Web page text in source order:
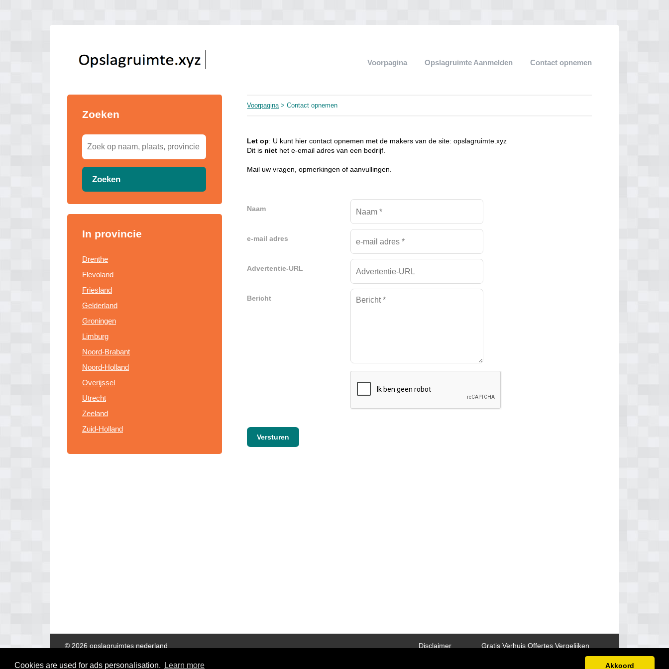
Cookies are used for ads personalisation. Learn more Akkoord
Voorpagina Opslagruimte Aanmelden Contact opnemen
Zoeken
Zoeken
In provincie
Drenthe
Flevoland
Friesland
Gelderland
Groningen
Limburg
Noord-Brabant
Noord-Holland
Overijssel
Utrecht
Zeeland
Zuid-Holland
Voorpagina> Contact opnemen
Let op: U kunt hier contact opnemen met de makers van de site: opslagruimte.xyz
Dit is niet het e-email adres van een bedrijf.
Mail uw vragen, opmerkingen of aanvullingen.
Naam
e-mail adres
Advertentie-URL
Bericht
Versturen
Gratis Verhuis Offertes Vergelijken
Disclaimer
© 2026 opslagruimtes nederland